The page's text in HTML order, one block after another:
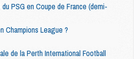
PSG en Coupe de France (demi-
Champions League ?
de la Perth International Football